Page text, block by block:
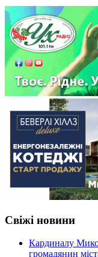
Свіжі новини
Кардиналу
громадянин